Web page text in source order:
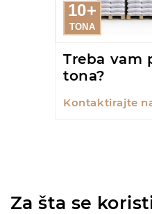
10+
TONA
Treba vam
tona?
Kontaktirajte
Za šta se